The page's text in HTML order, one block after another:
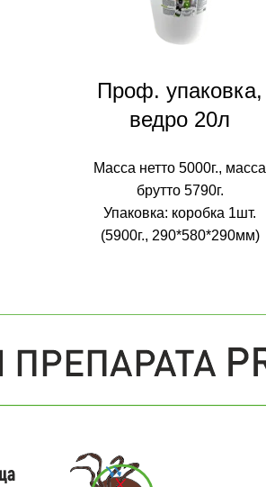
Проф. упаковка,
ведро 20л
Масса нетто 5000г., масса
брутто 5790г.
Упаковка: коробка 1шт.
(5900г., 290*580*290мм)